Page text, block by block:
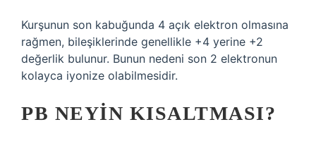
Kurşunun son kabuğunda 4 açık elektron olmasına
rağmen, bileşiklerinde genellikle +4 yerine +2
değerlik bulunur. Bunun nedeni son 2 elektronun
kolayca iyonize olabilmesidir.
PB NEYIN KISALTMASI?